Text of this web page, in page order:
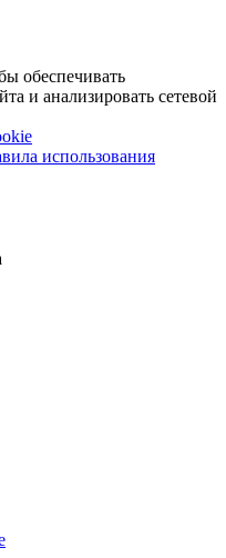
обеспечивать
и анализировать сетевой
использования